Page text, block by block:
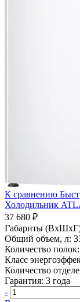
К сравнению
Холодильник
37 680 ₽
Габариты
Общий объем, л:
Количество полок:
Класс
Количество
Гарантия: 3 года
-